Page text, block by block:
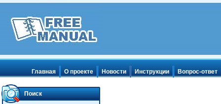
Главная О проекте Новости Инструкции Вопрос-ответ
Поиск